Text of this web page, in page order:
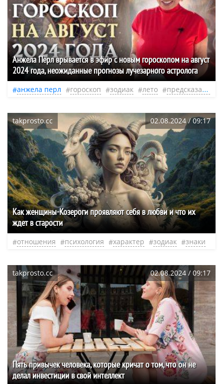
Анжела Перл врывается в эфир с новым гороскопом на август
2024 года, неожиданные прогнозы лучезарного астролога
анжела перл гороскоп зодиак лето предсказания
takprosto.cc 02.08.2024 / 09:17
Как женщины-Козероги проявляют себя в любви и что их
ждет в старости
отношения психология характер зодиак знаки
takprosto.cc 02.08.2024 / 09:17
Пять привычек человека, которые кричат о том, что он не
делал инвестиции в свой интеллект